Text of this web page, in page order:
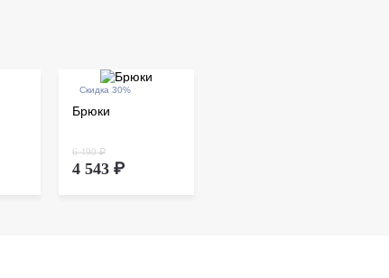
Скидка 30%
Брюки
6 490 ₽
4 543 ₽